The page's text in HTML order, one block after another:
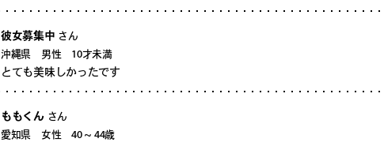
彼女募集中 さん
沖縄県 男性 10才未満
とても美味しかったです
ももくん さん
愛知県 女性 40 ~ 44歳